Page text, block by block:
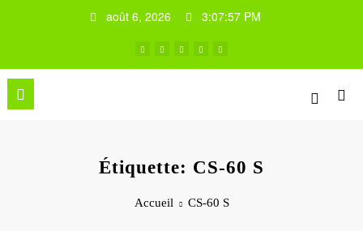
août 6, 2026 3:07:57 PM
Étiquette: CS-60 S
Accueil CS-60 S